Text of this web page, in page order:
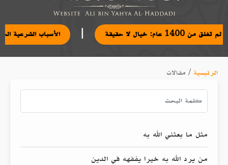
الأسباب الشرعية من 1400 عام: خيال لا حقيقة
الرئيسية / مقالات
مثل ما بعثني الله به
من يرد الله به خيرا يفقهه في الدين